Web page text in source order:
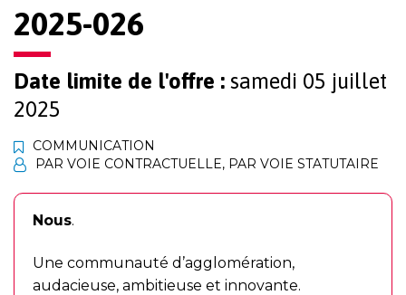
2025-026
Date limite de l'offre : samedi 05 juillet
2025
COMMUNICATION
PAR VOIE CONTRACTUELLE, PAR VOIE STATUTAIRE
Nous.
Une communauté d’agglomération,
audacieuse, ambitieuse et innovante.